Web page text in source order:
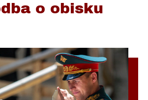
o obisku